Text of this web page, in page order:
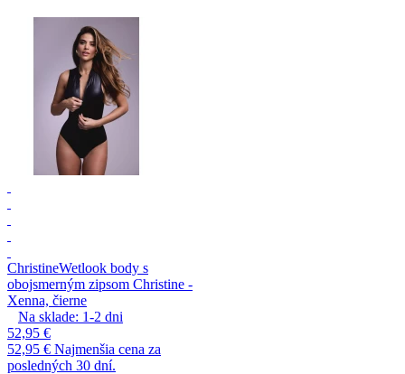
ChristineWetlook body s
obojsmerným zipsom Christine -
Xenna, čierne
Na sklade: 1-2 dni
52,95 €
52,95 € Najmenšia cena za
posledných 30 dní.